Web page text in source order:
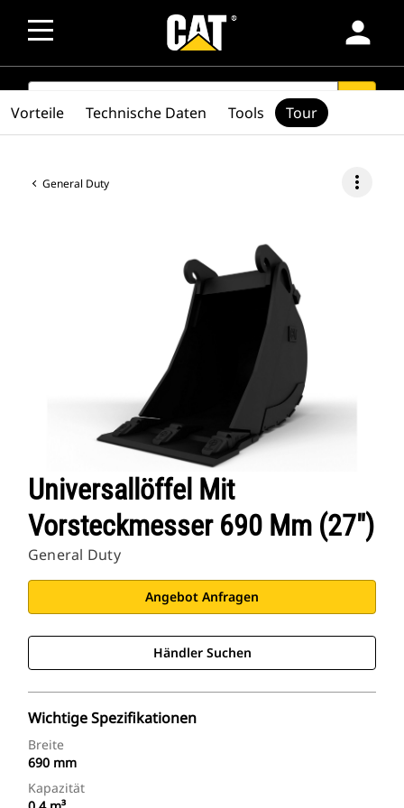
person
SEARCH
General Duty more_vert
Universallöffel Mit
Vorsteckmesser 690 Mm (27")
General Duty
Angebot Anfragen
Händler Suchen
Wichtige Spezifikationen
Breite
690 mm
Kapazität
Vorteile Technische Daten Tools Tour